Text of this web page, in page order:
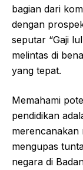
bagian dari
dengan
seputar “Gaji
melintas di
yang tepat.
Memahami
pendidikan
merencanakan
mengupas
negara di